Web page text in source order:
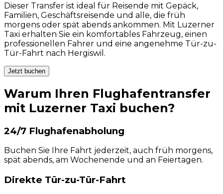
Dieser Transfer ist ideal für Reisende mit Gepäck,
Familien, Geschäftsreisende und alle, die früh
morgens oder spät abends ankommen. Mit Luzerner
Taxi erhalten Sie ein komfortables Fahrzeug, einen
professionellen Fahrer und eine angenehme Tür-zu-
Tür-Fahrt nach Hergiswil.
Jetzt buchen
Warum Ihren Flughafentransfer
mit Luzerner Taxi buchen?
24/7 Flughafenabholung
Buchen Sie Ihre Fahrt jederzeit, auch früh morgens,
spät abends, am Wochenende und an Feiertagen.
Direkte Tür-zu-Tür-Fahrt